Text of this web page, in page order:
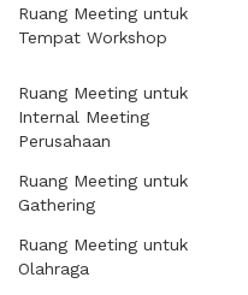
Ruang Meeting untuk
Tempat Workshop
Ruang Meeting untuk
Internal Meeting
Perusahaan
Ruang Meeting untuk
Gathering
Ruang Meeting untuk
Olahraga